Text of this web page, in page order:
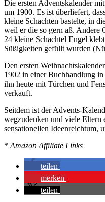
Die ersten Adventskalender
um 1900. Es ist überliefert,
kleine Schachten bastelte, in
weil er die so gern aß. Andere
24 kleine Schachtel Engel
Süßigkeiten gefüllt wurden
Den ersten
1902 in einer Buchhandlung
ihn heute mit Türchen und
verkauft.
Seitdem ist der Advents-
wegzudenken und viele Eltern
sensationellen Ideenreichtum,
* Amazon Affiliate Links
teilen
merken
teilen